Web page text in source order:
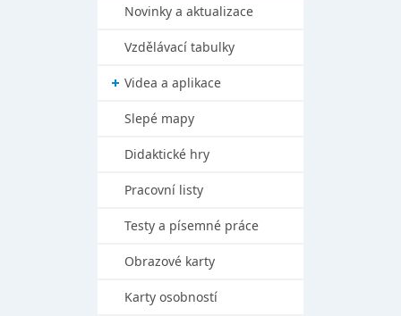
Novinky a aktualizace
Vzdělávací tabulky
Videa a aplikace
Slepé mapy
Didaktické hry
Pracovní listy
Testy a písemné práce
Obrazové karty
Karty osobností